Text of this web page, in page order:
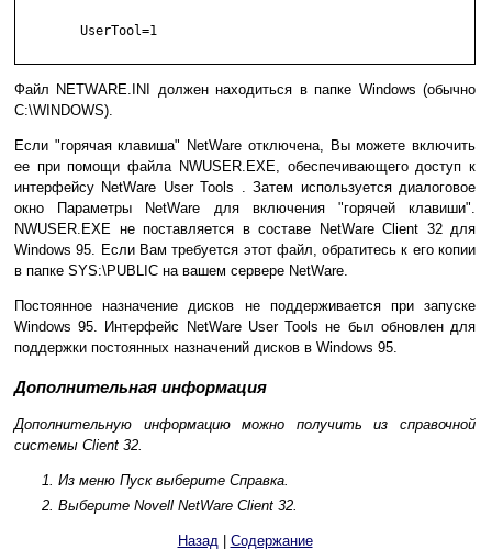
        UserTool=1
Файл NETWARE.INI должен находиться в папке Windows (обычно
C:\WINDOWS).
Если "горячая клавиша" NetWare отключена, Вы можете включить
ее при помощи файла NWUSER.EXE, обеспечивающего доступ к
интерфейсу NetWare User Tools . Затем используется диалоговое
окно Параметры NetWare для включения "горячей клавиши".
NWUSER.EXE не поставляется в составе NetWare Client 32 для
Windows 95. Если Вам требуется этот файл, обратитесь к его копии
в папке SYS:\PUBLIC на вашем сервере NetWare.
Постоянное назначение дисков не поддерживается при запуске
Windows 95. Интерфейс NetWare User Tools не был обновлен для
поддержки постоянных назначений дисков в Windows 95.
Дополнительная информация
Дополнительную информацию можно получить из справочной
системы Сlient 32.
Из меню Пуск выберите Справка.
Выберите Novell NetWare Client 32.
Назад | Содержание